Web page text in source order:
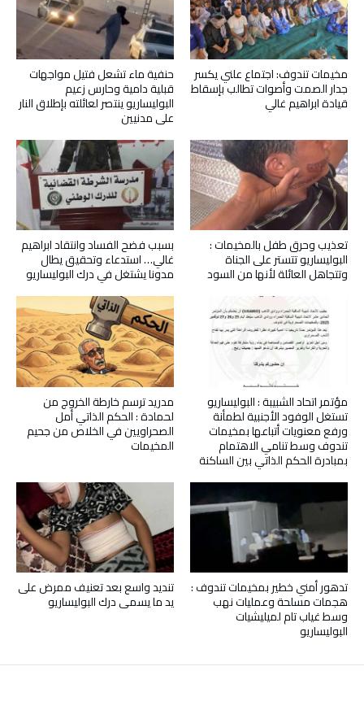
حنفية ماء تشعل فتيل مواجهات
قبلية دامية وحارس زعيم
البوليساريو ينتصر لعائلته بإطلاق النار
على مدنيين
مخيمات تندوف: اجتماع علني يكسر
جدار الصمت وأصوات تطالب بإسقاط
قيادة ابراهيم غالي
بسبب فضح الفساد وانتقاد ابراهيم
غالي… استدعاء وتحقيق يطال
مدونا يشتغل في درك البوليساريو
تعذيب وحرق طفل بالمخيمات :
البوليساريو تتستر على الجناة
وتتجاهل العائلة لأنها من السود
مدريد ترسم خارطة الخروج من
لحمادة : الحكم الذاتي أمل
الصحراويين في الخلاص من جحيم
المخيمات
مؤتمر اتحاد الشبيبة : البوليساريو
تستغل الوفود الأجنبية لطمأنة
ورفع معنويات أتباعها بمخيمات
تندوف وسط تنامي الاهتمام
بمبادرة الحكم الذاتي بين الساكنة
تنديد واسع بعد تعنيف ممرض على
يد ما يسمى درك البوليساريو
تدهور أمني خطير بمخيمات تندوف :
هجمات مسلحة وعمليات نهب
وسط غياب تام لميليشيات
البوليساريو